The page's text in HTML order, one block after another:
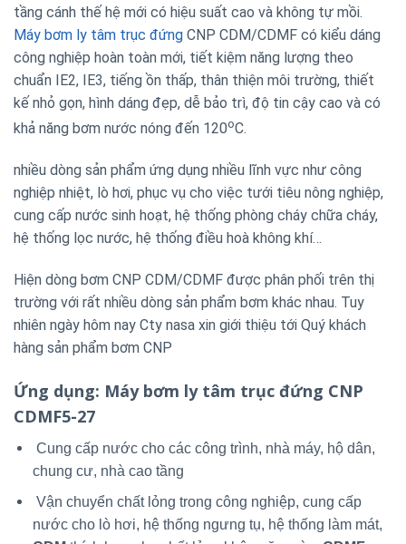
tầng cánh thế hệ mới có hiệu suất cao và không tự mồi.
Máy bơm ly tâm trục đứng CNP CDM/CDMF có kiểu dáng
công nghiệp hoàn toàn mới, tiết kiệm năng lượng theo
chuẩn IE2, IE3, tiếng ồn thấp, thân thiện môi trường, thiết
kế nhỏ gọn, hình dáng đẹp, dễ bảo trì, độ tin cậy cao và có
khả năng bơm nước nóng đến 120oC.
nhiều dòng sản phẩm ứng dụng nhiều lĩnh vực như công
nghiệp nhiệt, lò hơi, phục vụ cho việc tưới tiêu nông nghiệp,
cung cấp nước sinh hoạt, hệ thống phòng cháy chữa cháy,
hệ thống lọc nước, hệ thống điều hoà không khí…
Hiện dòng bơm CNP CDM/CDMF được phân phối trên thị
trường với rất nhiều dòng sản phẩm bơm khác nhau. Tuy
nhiên ngày hôm nay Cty nasa xin giới thiệu tới Quý khách
hàng sản phẩm bơm CNP
Ứng dụng: Máy bơm ly tâm trục đứng CNP
CDMF5-27
Cung cấp nước cho các công trình, nhà máy, hộ dân,
chung cư, nhà cao tầng
Vận chuyển chất lỏng trong công nghiệp, cung cấp
nước cho lò hơi, hệ thống ngưng tụ, hệ thống làm mát,